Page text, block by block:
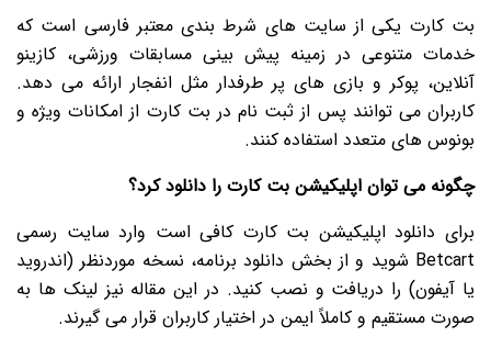
بت کارت یکی از سایت های شرط بندی معتبر فارسی است که
خدمات متنوعی در زمینه پیش بینی مسابقات ورزشی، کازینو
آنلاین، پوکر و بازی های پر طرفدار مثل انفجار ارائه می دهد.
کاربران می توانند پس از ثبت نام در بت کارت از امکانات ویژه و
بونوس های متعدد استفاده کنند.
چگونه می توان اپلیکیشن بت کارت را دانلود کرد؟
برای دانلود اپلیکیشن بت کارت کافی است وارد سایت رسمی
Betcart شوید و از بخش دانلود برنامه، نسخه موردنظر (اندروید
یا آیفون) را دریافت و نصب کنید. در این مقاله نیز لینک ها به
صورت مستقیم و کاملاً ایمن در اختیار کاربران قرار می گیرند.